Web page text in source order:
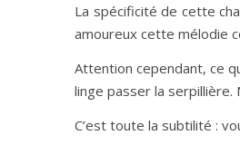
La spécificité de cette
amoureux cette mélodie
Attention cependant, ce
linge passer la serpillière.
C’est toute la subtilité :